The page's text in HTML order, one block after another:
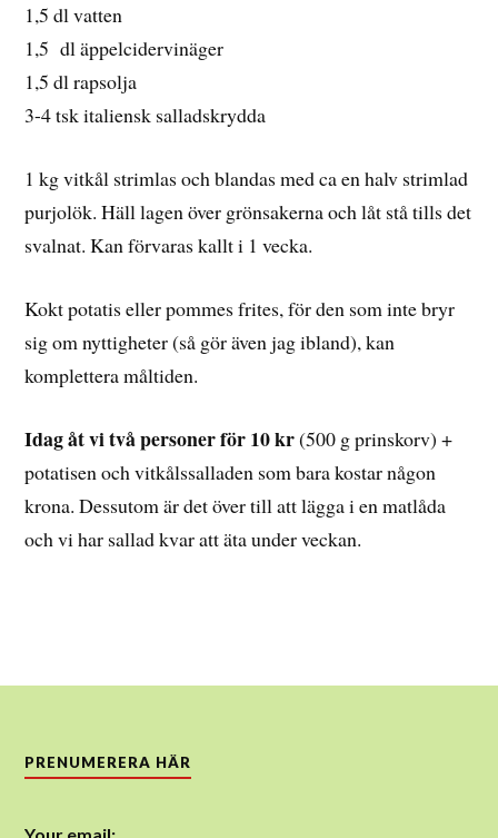
1,5 dl vatten
1,5 dl äppelcidervinäger
1,5 dl rapsolja
3-4 tsk italiensk salladskrydda
1 kg vitkål strimlas och blandas med ca en halv strimlad
purjolök. Häll lagen över grönsakerna och låt stå tills det
svalnat. Kan förvaras kallt i 1 vecka.
Kokt potatis eller pommes frites, för den som inte bryr
sig om nyttigheter (så gör även jag ibland), kan
komplettera måltiden.
Idag åt vi två personer för 10 kr(500 g prinskorv) +
potatisen och vitkålssalladen som bara kostar någon
krona. Dessutom är det över till att lägga i en matlåda
och vi har sallad kvar att äta under veckan.
PRENUMERERA HÄR
Your email: